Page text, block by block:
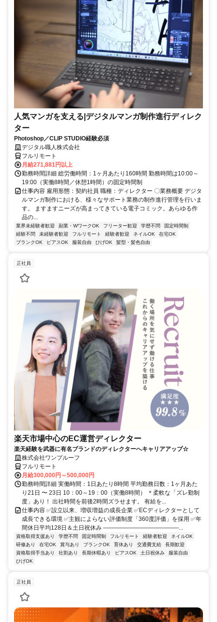
人気マンガを支える|デジタルマンガ制作進行ディレク
ター
Photoshop／CLIP STUDIO経験必須
デジタル職人株式会社
フルリモート
月給271,881円以上
勤務時間詳細 総労働時間：1ヶ月あたり160時間 勤務時間は10:00～
19:00（実働8時間／休憩1時間）の固定時間制
仕事内容 雇用形態：契約社員 職種：ディレクター 〇業務概要 デジタ
ルマンガ制作における、様々なサポート業務の制作進行管理を行いま
す。 ますますニーズが高まってきている電子コミック。あらゆる作
品の...
業界未経験者歓迎 副業・WワークOK フリーター歓迎 学歴不問
固定時間制
経験不問
未経験者歓迎 フルリモート 経験者歓迎 ネイルOK
在宅OK
ブランクOK
ピアスOK 服装自由 ひげOK 髪型・髪色自由
正社員
楽天市場中心のEC運営ディレクター
楽天経験を武器に有名ブランドのディレクターへキャリアアップ☆
株式会社ワンプルーフ
フルリモート
月給300,000円～500,000円
勤務時間詳細 実働時間：1日あたり8時間 平均勤務日数：1ヶ月あた
り21日 〜 23日 10：00～19：00（実働8時間） ＊柔軟な「ズレ勤制
度」あり！ 出社時間を前後2時間ズラせます。 有給を...
仕事内容 ✅設立以来、増収増益の成長企業 ✅ECディレクターとして
成長できる環境 ✅主観によらない評価制度「360度評価」を採用 ✅年
間休日平均128日＆土日祝休み ―――――――――――――...
資格取得支援あり 学歴不問 固定時間制 フルリモート 経験者歓迎
ネイルOK
研修あり
在宅OK 賞与あり ブランクOK 育休あり 交通費支給
長期歓迎
資格取得手当あり
社割あり 長期休暇あり ピアスOK 土日祝休み
服装自由
ひげOK
正社員